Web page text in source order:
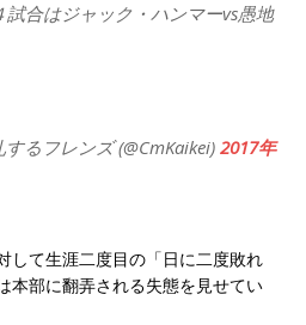
合はジャック・ハンマーvs愚地
るフレンズ (@CmKaikei) 2017年
して生涯二度目の「日に二度敗れ
本部に翻弄される失態を見せてい